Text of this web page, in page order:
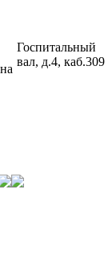
Госпитальный
вал, д.4, каб.309